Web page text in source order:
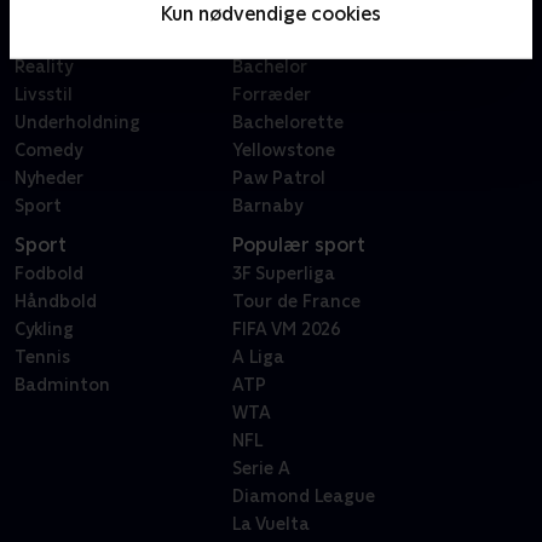
Kun nødvendige cookies
Reality
Livsstil
Underholdning
Comedy
Nyheder
Sport
Sygeplejeskolen
Bachelor
Forræder
Bachelorette
Yellowstone
Paw Patrol
Barnaby
Sport
Fodbold
Håndbold
Cykling
Tennis
Badminton
Populær sport
3F Superliga
Tour de France
FIFA VM 2026
A Liga
ATP
WTA
NFL
Serie A
Diamond League
La Vuelta